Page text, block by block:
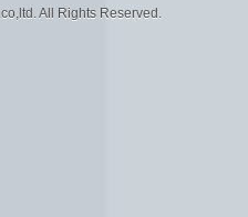
All Rights Reserved.